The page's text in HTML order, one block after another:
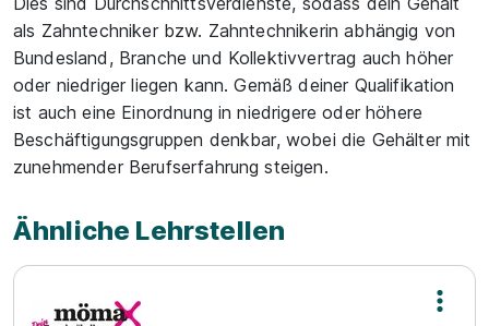
als Zahntechniker bzw. Zahntechnikerin abhängig von
Bundesland, Branche und Kollektivvertrag auch höher
oder niedriger liegen kann. Gemäß deiner Qualifikation
ist auch eine Einordnung in niedrigere oder höhere
Beschäftigungsgruppen denkbar, wobei die Gehälter mit
zunehmender Berufserfahrung steigen.
Ähnliche Lehrstellen